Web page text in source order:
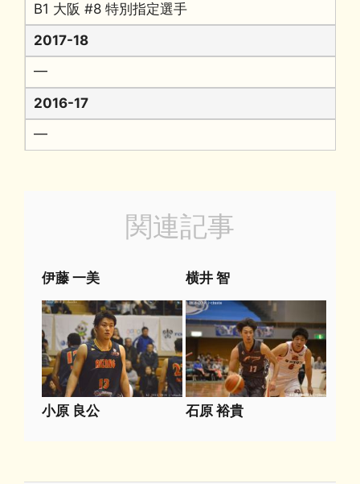
B1 大阪 #8 特別指定選手
2017-18
━
2016-17
━
関連記事
伊藤 一美 横井 智
小原 良公 石原 裕貴